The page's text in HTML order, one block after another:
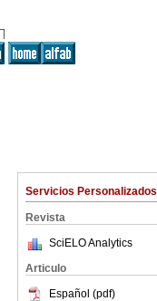
Servicios Personalizados
Revista
SciELO Analytics
Articulo
Español (pdf)